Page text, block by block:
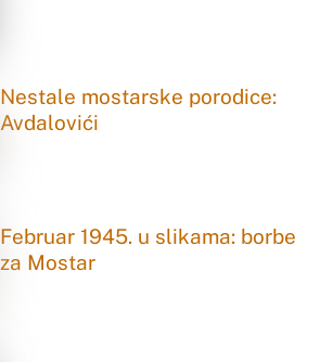
Nestale mostarske porodice:
Avdalovići
Februar 1945. u slikama: borbe
za Mostar